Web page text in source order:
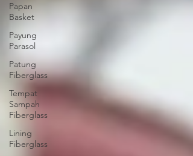
Papan
Basket
Payung
Parasol
Patung
Fiberglass
Tempat
Sampah
Fiberglass
Lining
Fiberglass